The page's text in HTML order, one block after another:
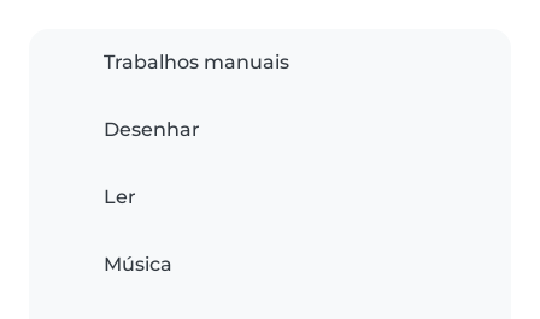
Trabalhos manuais
Desenhar
Ler
Música